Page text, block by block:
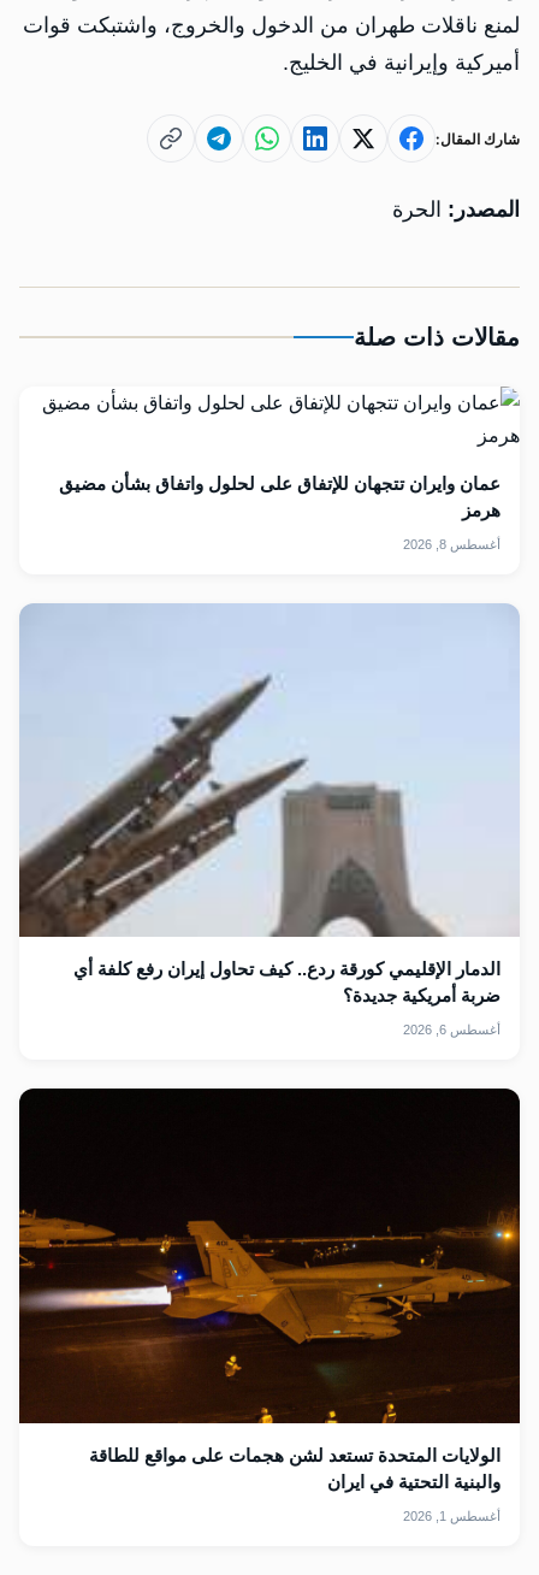
لمنع ناقلات طهران من الدخول والخروج، واشتبكت قوات
أميركية وإيرانية في الخليج.
شارك المقال:
المصدر: الحرة
مقالات ذات صلة
عمان وايران تتجهان للإتفاق على لحلول واتفاق بشأن مضيق
هرمز
أغسطس 8, 2026
الدمار الإقليمي كورقة ردع.. كيف تحاول إيران رفع كلفة أي
ضربة أمريكية جديدة؟
أغسطس 6, 2026
الولايات المتحدة تستعد لشن هجمات على مواقع للطاقة
والبنية التحتية في ايران
أغسطس 1, 2026